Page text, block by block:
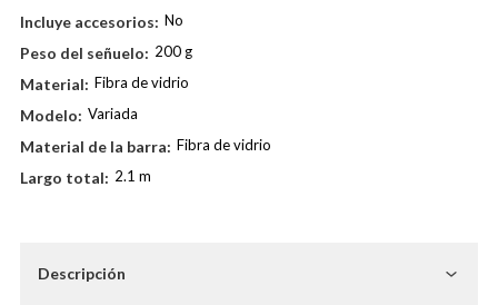
Incluye accesorios: No
Peso del señuelo: 200 g
Material: Fibra de vidrio
Modelo: Variada
Material de la barra: Fibra de vidrio
Largo total: 2.1 m
Descripción